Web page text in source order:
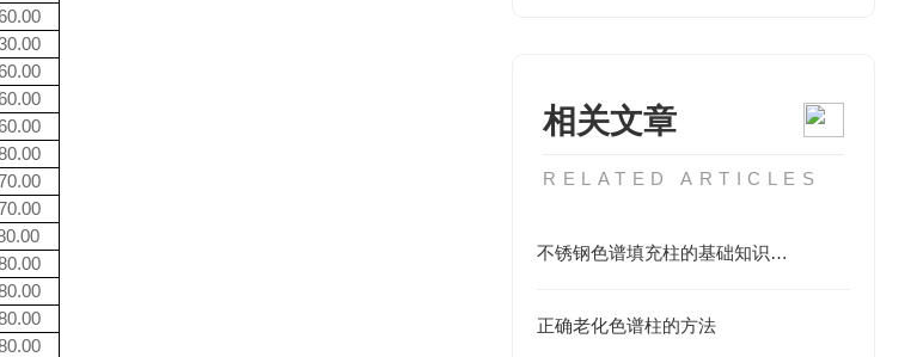
相关文章
RELATED ARTICLES
不锈钢色谱填充柱的基础知识及应用
正确老化色谱柱的方法